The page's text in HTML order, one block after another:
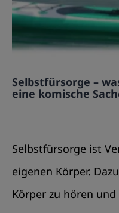
Selbstfürsorge –
eine komische
Selbstfürsorge ist
eigenen Körper.
Körper zu hören